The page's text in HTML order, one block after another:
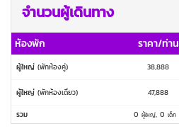
จำนวนผู้เดินทาง
ห้องพัก ราคา/ท่าน
ผู้ใหญ่ (พักห้องคู่) 38,888
ผู้ใหญ่ (พักห้องเดี่ยว) 47,888
รวม 0 ผู้ใหญ่, 0 เด็ก